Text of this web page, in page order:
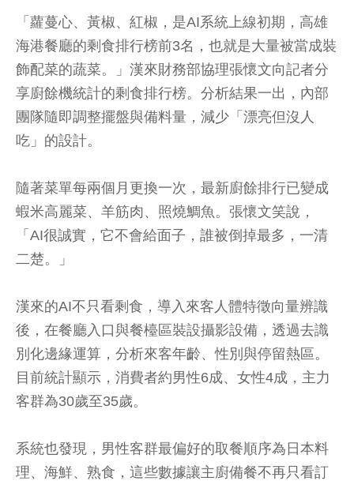
「蘿蔓心、黃椒、紅椒，是AI系統上線初期，高雄
海港餐廳的剩食排行榜前3名，也就是大量被當成裝
飾配菜的蔬菜。」漢來財務部協理張懷文向記者分
享廚餘機統計的剩食排行榜。分析結果一出，內部
團隊隨即調整擺盤與備料量，減少「漂亮但沒人
吃」的設計。
隨著菜單每兩個月更換一次，最新廚餘排行已變成
蝦米高麗菜、羊筋肉、照燒鯛魚。張懷文笑說，
「AI很誠實，它不會給面子，誰被倒掉最多，一清
二楚。」
漢來的AI不只看剩食，導入來客人體特徵向量辨識
後，在餐廳入口與餐檯區裝設攝影設備，透過去識
別化邊緣運算，分析來客年齡、性別與停留熱區。
目前統計顯示，消費者約男性6成、女性4成，主力
客群為30歲至35歲。
系統也發現，男性客群最偏好的取餐順序為日本料
理、海鮮、熟食，這些數據讓主廚備餐不再只看訂